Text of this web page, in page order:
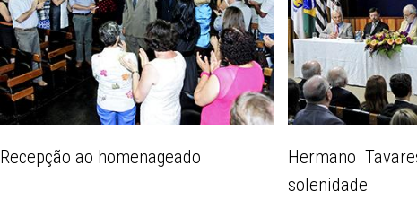
Recepção ao homenageado
Hermano
solenidade